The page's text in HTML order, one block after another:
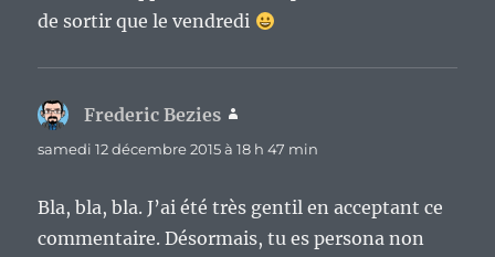
de sortir que le vendredi
Frederic Bezies
samedi 12 décembre 2015 à 18 h 47 min
Bla, bla, bla. J’ai été très gentil en acceptant ce
commentaire. Désormais, tu es persona non